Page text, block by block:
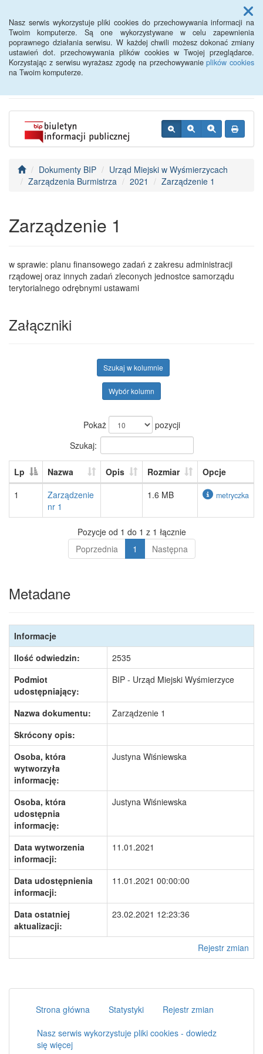
Nasz serwis wykorzystuje pliki cookies do przechowywania informacji na
Twoim komputerze. Są one wykorzystywane w celu zapewnienia
poprawnego działania serwisu. W każdej chwili możesz dokonać zmiany
ustawień dot. przechowywania plików cookies w Twojej przeglądarce.
Korzystając z serwisu wyrażasz zgodę na przechowywanieplików cookies
na Twoim komputerze.
Menu
BIP - Urząd Miejski
Wyśmierzyce
Dokumenty BIP
Urząd Miejski w Wyśmierzycach
Zarządzenia Burmistrza
2021 Zarządzenie 1
Zarządzenie 1
w sprawie: planu finansowego zadań z zakresu administracji
rządowej oraz innych zadań zleconych jednostce samorządu
terytorialnego odrębnymi ustawami
Załączniki
Szukaj w kolumnie
Wybór kolumn
Pokaż
pozycji
Szukaj:
Lp Nazwa Opis Rozmiar
Opcje
1
Zarządzenie
nr 1
1.6 MB metryczka
Pozycje od 1 do 1 z 1 łącznie
Poprzednia
1 Następna
Metadane
Informacje
Ilość odwiedzin:
2535
Podmiot
udostępniający:
BIP - Urząd Miejski Wyśmierzyce
Nazwa dokumentu:
Zarządzenie 1
Skrócony opis:
Osoba, która
wytworzyła
informację:
Justyna Wiśniewska
Osoba, która
udostępnia
informację:
Justyna Wiśniewska
Data wytworzenia
informacji:
11.01.2021
Data udostępnienia
informacji:
11.01.2021 00:00:00
Data ostatniej
aktualizacji:
23.02.2021 12:23:36
Rejestr zmian
Strona główna Statystyki
Rejestr zmian
Nasz serwis wykorzystuje pliki cookies - dowiedz
się więcej